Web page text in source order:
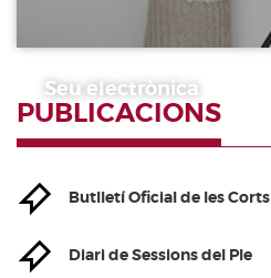
Seu electrònica
PUBLICACIONS
Butlletí Oficial de les Corts
Diari de Sessions del Ple